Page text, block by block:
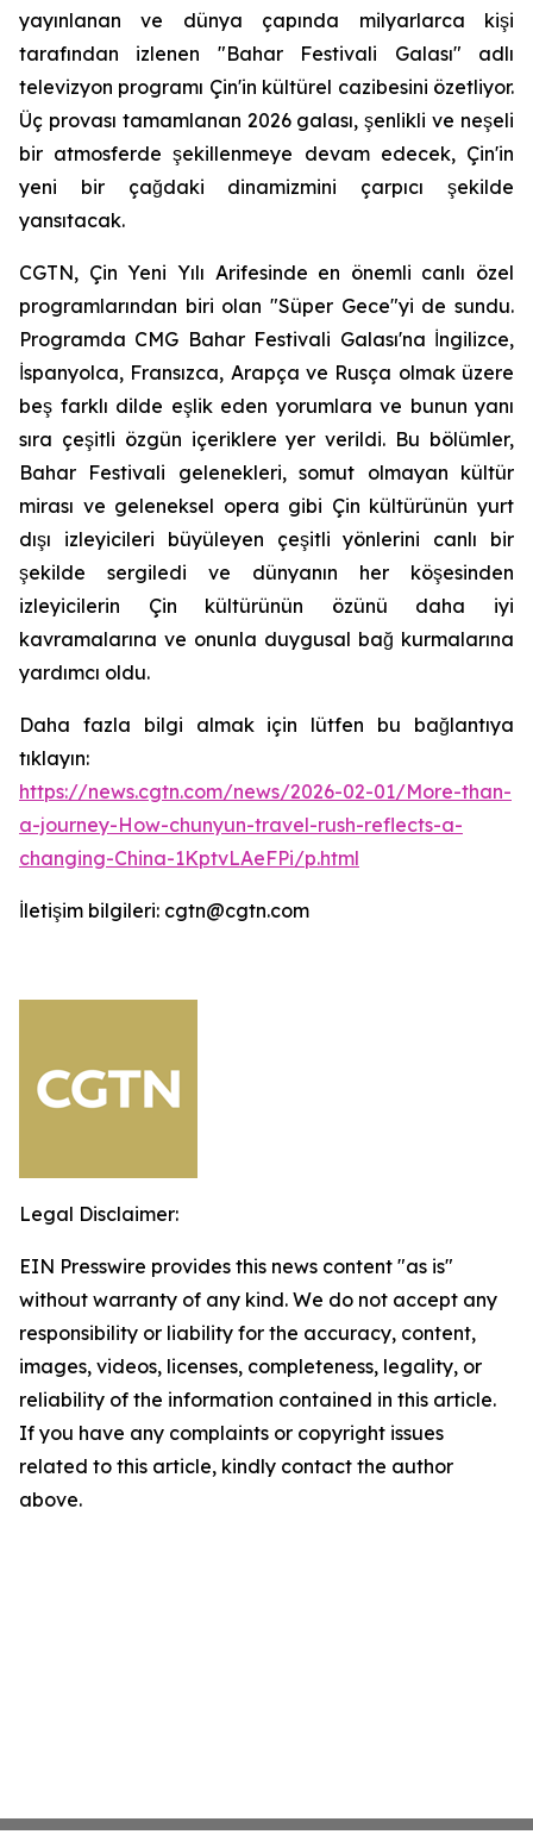
yayınlanan ve dünya çapında milyarlarca kişi
tarafından izlenen "Bahar Festivali Galası" adlı
televizyon programı Çin'in kültürel cazibesini özetliyor.
Üç provası tamamlanan 2026 galası, şenlikli ve neşeli
bir atmosferde şekillenmeye devam edecek, Çin'in
yeni bir çağdaki dinamizmini çarpıcı şekilde
yansıtacak.
CGTN, Çin Yeni Yılı Arifesinde en önemli canlı özel
programlarından biri olan "Süper Gece"yi de sundu.
Programda CMG Bahar Festivali Galası'na İngilizce,
İspanyolca, Fransızca, Arapça ve Rusça olmak üzere
beş farklı dilde eşlik eden yorumlara ve bunun yanı
sıra çeşitli özgün içeriklere yer verildi. Bu bölümler,
Bahar Festivali gelenekleri, somut olmayan kültür
mirası ve geleneksel opera gibi Çin kültürünün yurt
dışı izleyicileri büyüleyen çeşitli yönlerini canlı bir
şekilde sergiledi ve dünyanın her köşesinden
izleyicilerin Çin kültürünün özünü daha iyi
kavramalarına ve onunla duygusal bağ kurmalarına
yardımcı oldu.
Daha fazla bilgi almak için lütfen bu bağlantıya
tıklayın:
https://news.cgtn.com/news/2026-02-01/More-than-
a-journey-How-chunyun-travel-rush-reflects-a-
changing-China-1KptvLAeFPi/p.html
İletişim bilgileri: cgtn@cgtn.com
Legal Disclaimer:
EIN Presswire provides this news content "as is"
without warranty of any kind. We do not accept any
responsibility or liability for the accuracy, content,
images, videos, licenses, completeness, legality, or
reliability of the information contained in this article.
If you have any complaints or copyright issues
related to this article, kindly contact the author
above.